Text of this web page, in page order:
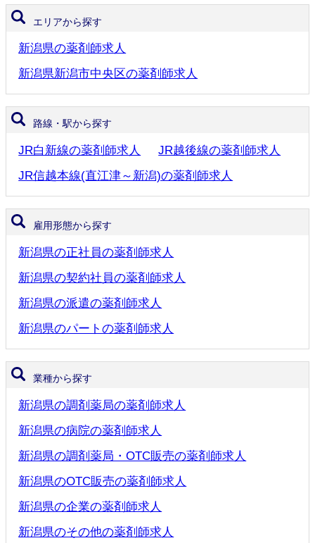
エリアから探す
新潟県の薬剤師求人
新潟県新潟市中央区の薬剤師求人
路線・駅から探す
JR白新線の薬剤師求人
JR越後線の薬剤師求人
JR信越本線(直江津～新潟)の薬剤師求人
雇用形態から探す
新潟県の正社員の薬剤師求人
新潟県の契約社員の薬剤師求人
新潟県の派遣の薬剤師求人
新潟県のパートの薬剤師求人
業種から探す
新潟県の調剤薬局の薬剤師求人
新潟県の病院の薬剤師求人
新潟県の調剤薬局・OTC販売の薬剤師求人
新潟県のOTC販売の薬剤師求人
新潟県の企業の薬剤師求人
新潟県のその他の薬剤師求人